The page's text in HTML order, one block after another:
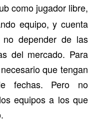
como jugador libre,
equipo, y cuenta
depender de las
del mercado. Para
que tengan
fechas. Pero no
equipos a los que